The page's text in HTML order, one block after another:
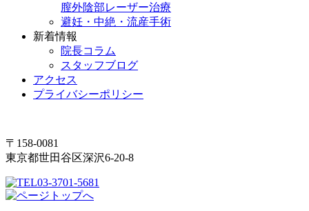
膣外陰部レーザー治療
避妊・中絶・流産手術
新着情報
院長コラム
スタッフブログ
アクセス
プライバシーポリシー
〒158-0081
東京都世田谷区深沢6-20-8
03-3701-5681